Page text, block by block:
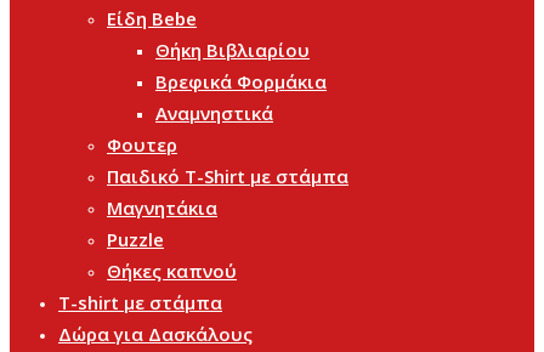
Είδη Bebe
Θήκη Βιβλιαρίου
Βρεφικά Φορμάκια
Αναμνηστικά
Φουτερ
Παιδικό T-Shirt με στάμπα
Μαγνητάκια
Puzzle
Θήκες καπνού
T-shirt με στάμπα
Δώρα για Δασκάλους